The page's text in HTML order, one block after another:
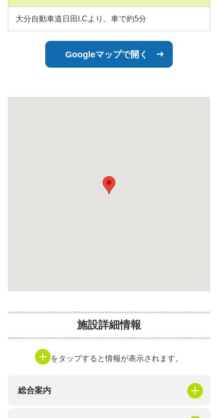
大分自動車道日田I.Cより、車で約5分
Googleマップで開く
施設詳細情報
をタップすると情報が表示されます。
総合案内